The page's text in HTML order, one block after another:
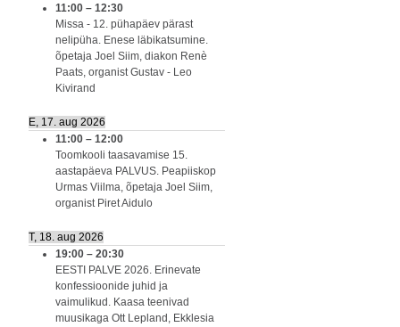
11:00 – 12:30
Missa - 12. pühapäev pärast
nelipüha. Enese läbikatsumine.
õpetaja Joel Siim, diakon Renè
Paats, organist Gustav - Leo
Kivirand
E, 17. aug 2026
11:00 – 12:00
Toomkooli taasavamise 15.
aastapäeva PALVUS. Peapiiskop
Urmas Viilma, õpetaja Joel Siim,
organist Piret Aidulo
T, 18. aug 2026
19:00 – 20:30
EESTI PALVE 2026. Erinevate
konfessioonide juhid ja
vaimulikud. Kaasa teenivad
muusikaga Ott Lepland, Ekklesia